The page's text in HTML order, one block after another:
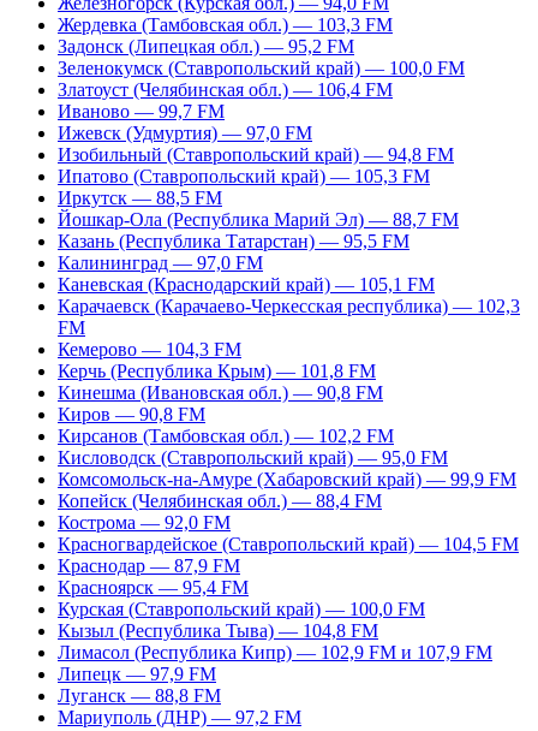
Жердевка (Тамбовская обл.) — 103,3 FM
Задонск (Липецкая обл.) — 95,2 FM
Зеленокумск (Ставропольский край) — 100,0 FM
Златоуст (Челябинская обл.) — 106,4 FM
Иваново — 99,7 FM
Ижевск (Удмуртия) — 97,0 FM
Изобильный (Ставропольский край) — 94,8 FM
Ипатово (Ставропольский край) — 105,3 FM
Иркутск — 88,5 FM
Йошкар-Ола (Республика Марий Эл) — 88,7 FM
Казань (Республика Татарстан) — 95,5 FM
Калининград — 97,0 FM
Каневская (Краснодарский край) — 105,1 FM
Карачаевск (Карачаево-Черкесская республика) — 102,3
FM
Кемерово — 104,3 FM
Керчь (Республика Крым) — 101,8 FM
Кинешма (Ивановская обл.) — 90,8 FM
Киров — 90,8 FM
Кирсанов (Тамбовская обл.) — 102,2 FM
Кисловодск (Ставропольский край) — 95,0 FM
Комсомольск-на-Амуре (Хабаровский край) — 99,9 FM
Копейск (Челябинская обл.) — 88,4 FM
Кострома — 92,0 FM
Красногвардейское (Ставропольский край) — 104,5 FM
Краснодар — 87,9 FM
Красноярск — 95,4 FM
Курская (Ставропольский край) — 100,0 FM
Кызыл (Республика Тыва) — 104,8 FM
Лимасол (Республика Кипр) — 102,9 FM и 107,9 FM
Липецк — 97,9 FM
Луганск — 88,8 FM
Мариуполь (ДНР) — 97,2 FM